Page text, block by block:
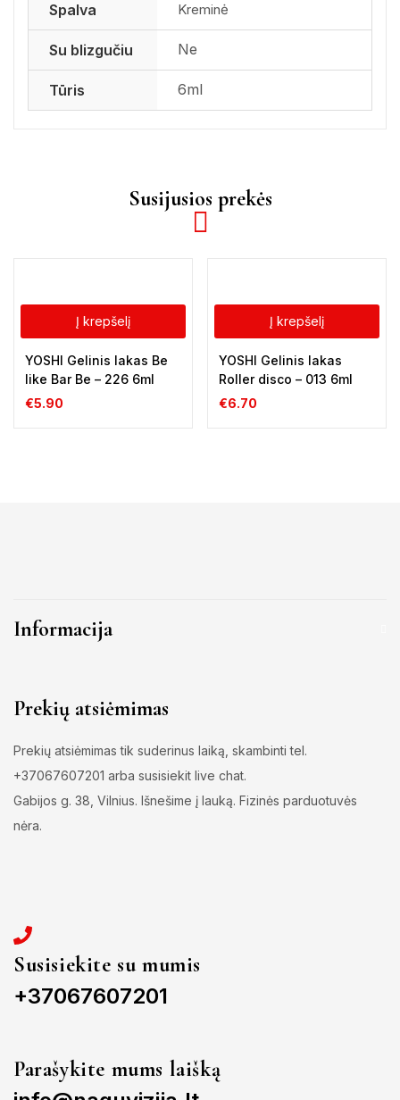
Spalva Kreminė
Su blizgučiu Ne
Tūris 6ml
Susijusios prekės
Į krepšelį
YOSHI Gelinis lakas Be
like Bar Be – 226 6ml
€5.90
Į krepšelį
YOSHI Gelinis lakas
Roller disco – 013 6ml
€6.70
Informacija
Prekių atsiėmimas
Prekių atsiėmimas tik suderinus laiką, skambinti tel.
+37067607201 arba susisiekit live chat.
Gabijos g. 38, Vilnius. Išnešime į lauką. Fizinės parduotuvės
nėra.
Susisiekite su mumis
+37067607201
Parašykite mums laišką